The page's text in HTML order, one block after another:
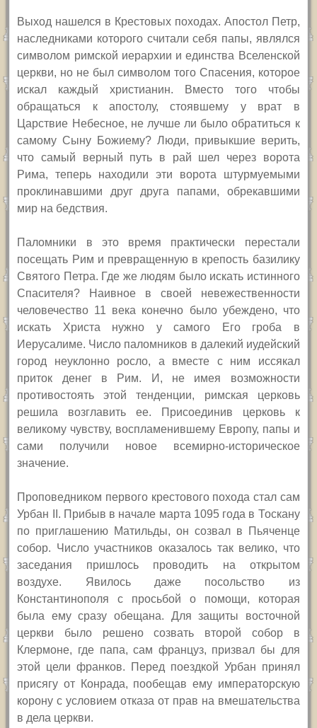
Выход нашелся в Крестовых походах. Апостол Петр,
наследниками которого считали себя папы, являлся
символом римской иерархии и единства Вселенской
церкви, но не был символом того Спасения, которое
искал каждый христианин. Вместо того чтобы
обращаться к апостолу, стоявшему у врат в
Царствие Небесное, не лучше ли было обратиться к
самому Сыну Божиему? Люди, привыкшие верить,
что самый верный путь в рай шел через ворота
Рима, теперь находили эти ворота штурмуемыми
проклинавшими друг друга папами, обрекавшими
мир на бедствия.
Паломники в это время практически перестали
посещать Рим и превращенную в крепость базилику
Святого Петра. Где же людям было искать истинного
Спасителя? Наивное в своей невежественности
человечество 11 века конечно было убеждено, что
искать Христа нужно у самого Его гроба в
Иерусалиме. Число паломников в далекий иудейский
город неуклонно росло, а вместе с ним иссякал
приток денег в Рим. И, не имея возможности
противостоять этой тенденции, римская церковь
решила возглавить ее. Присоединив церковь к
великому чувству, воспламенившему Европу, папы и
сами получили новое всемирно-историческое
значение.
Проповедником первого крестового похода стал сам
Урбан
II. Прибыв в начале марта 1095 года в Тоскану
по приглашению Матильды, он созвал в Пьяченце
собор. Число участников оказалось так велико, что
заседания пришлось проводить на открытом
воздухе. Явилось даже посольство из
Константинополя с просьбой о помощи, которая
была ему сразу обещана. Для защиты восточной
церкви было решено созвать второй собор в
Клермоне, где папа, сам француз, призвал бы для
этой цели франков. Перед поездкой Урбан принял
присягу от Конрада, пообещав ему императорскую
корону с условием отказа от прав на вмешательства
в дела церкви.